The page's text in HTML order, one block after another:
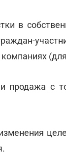
в
продажа с